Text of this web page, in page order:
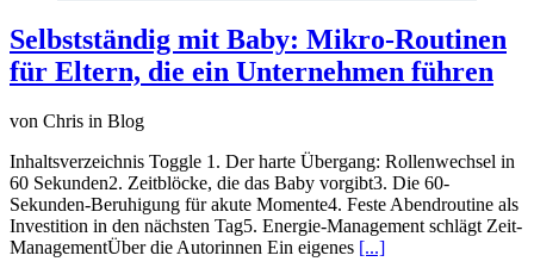
Selbstständig mit Baby: Mikro-Routinen
für Eltern, die ein Unternehmen führen
von Chris in Blog
Inhaltsverzeichnis Toggle 1. Der harte Übergang: Rollenwechsel in
60 Sekunden2. Zeitblöcke, die das Baby vorgibt3. Die 60-
Sekunden-Beruhigung für akute Momente4. Feste Abendroutine als
Investition in den nächsten Tag5. Energie-Management schlägt Zeit-
ManagementÜber die Autorinnen Ein eigenes [...]